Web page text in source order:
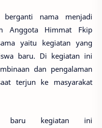
nama menjadi
Anggota Himmat Fkip
yaitu kegiatan yang
baru. Di kegiatan ini
dan pengalaman
terjun ke masyarakat
baru kegiatan ini